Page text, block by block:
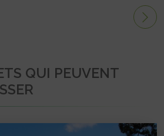
QUI PEUVENT